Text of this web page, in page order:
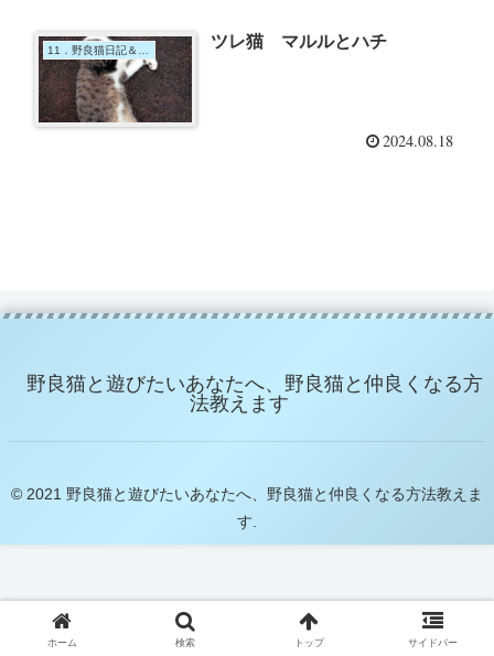
ツレ猫 マルルとハチ
2024.08.18
野良猫と遊びたいあなたへ、野良猫と仲良くなる方
法教えます
© 2021 野良猫と遊びたいあなたへ、野良猫と仲良くなる方法教えま
す.
ホーム 検索 トップ サイドバー